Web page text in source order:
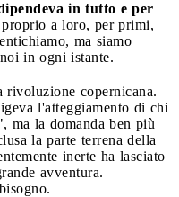
in tutto e per
proprio a loro, per primi,
ma siamo
in ogni istante.
rivoluzione copernicana.
l'atteggiamento di chi
ma la domanda ben più
la parte terrena della
inerte ha lasciato
avventura.